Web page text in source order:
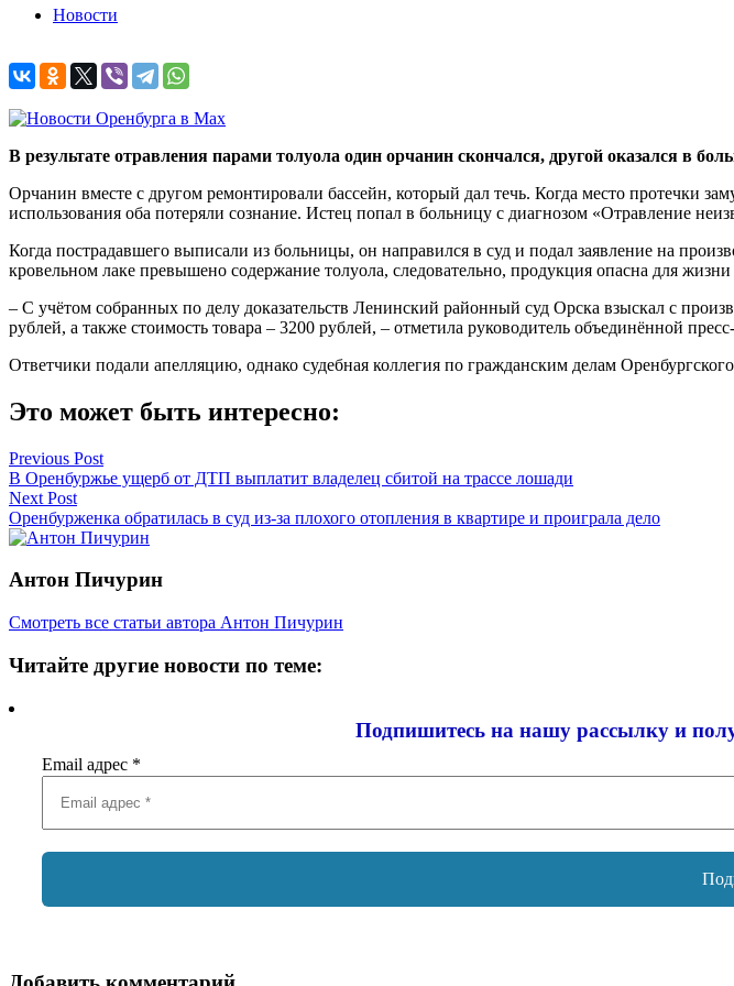
Новости
В результате отравления парами толуола один орчанин скончался, другой оказался в
Орчанин вместе с другом ремонтировали бассейн, который дал течь. Когда место протечки
использования оба потеряли сознание. Истец попал в больницу с диагнозом «Отравление
Когда пострадавшего выписали из больницы, он направился в суд и подал заявление на
кровельном лаке превышено содержание толуола, следовательно, продукция опасна для жизни
– С учётом собранных по делу доказательств Ленинский районный суд Орска взыскал с
рублей, а также стоимость товара – 3200 рублей, – отметила руководитель объединённой
Ответчики подали апелляцию, однако судебная коллегия по гражданским делам
Это может быть интересно:
Навигация
по
записям
Previous Post
В Оренбуржье ущерб от ДТП выплатит владелец сбитой на трассе лошади
Next Post
Оренбурженка обратилась в суд из-за плохого отопления в квартире и проиграла дело
Антон Пичурин
Смотреть все статьи автора Антон Пичурин
Читайте другие новости по теме:
Подпишитесь на нашу рассылку и
Email адрес *